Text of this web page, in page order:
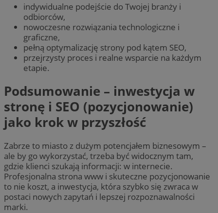
indywidualne podejście do Twojej branży i
odbiorców,
nowoczesne rozwiązania technologiczne i
graficzne,
pełną optymalizację strony pod kątem SEO,
przejrzysty proces i realne wsparcie na każdym
etapie.
Podsumowanie – inwestycja w
stronę i SEO (pozycjonowanie)
jako krok w przyszłość
Zabrze to miasto z dużym potencjałem biznesowym –
ale by go wykorzystać, trzeba być widocznym tam,
gdzie klienci szukają informacji: w internecie.
Profesjonalna strona www i skuteczne pozycjonowanie
to nie koszt, a inwestycja, która szybko się zwraca w
postaci nowych zapytań i lepszej rozpoznawalności
marki.